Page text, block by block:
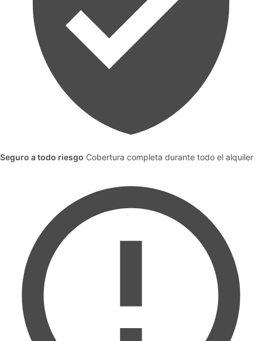
Seguro a todo riesgo Cobertura completa durante todo el alquiler